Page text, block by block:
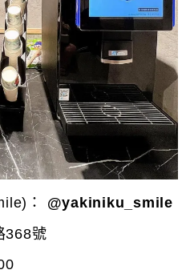
： @yakiniku_smile
368號